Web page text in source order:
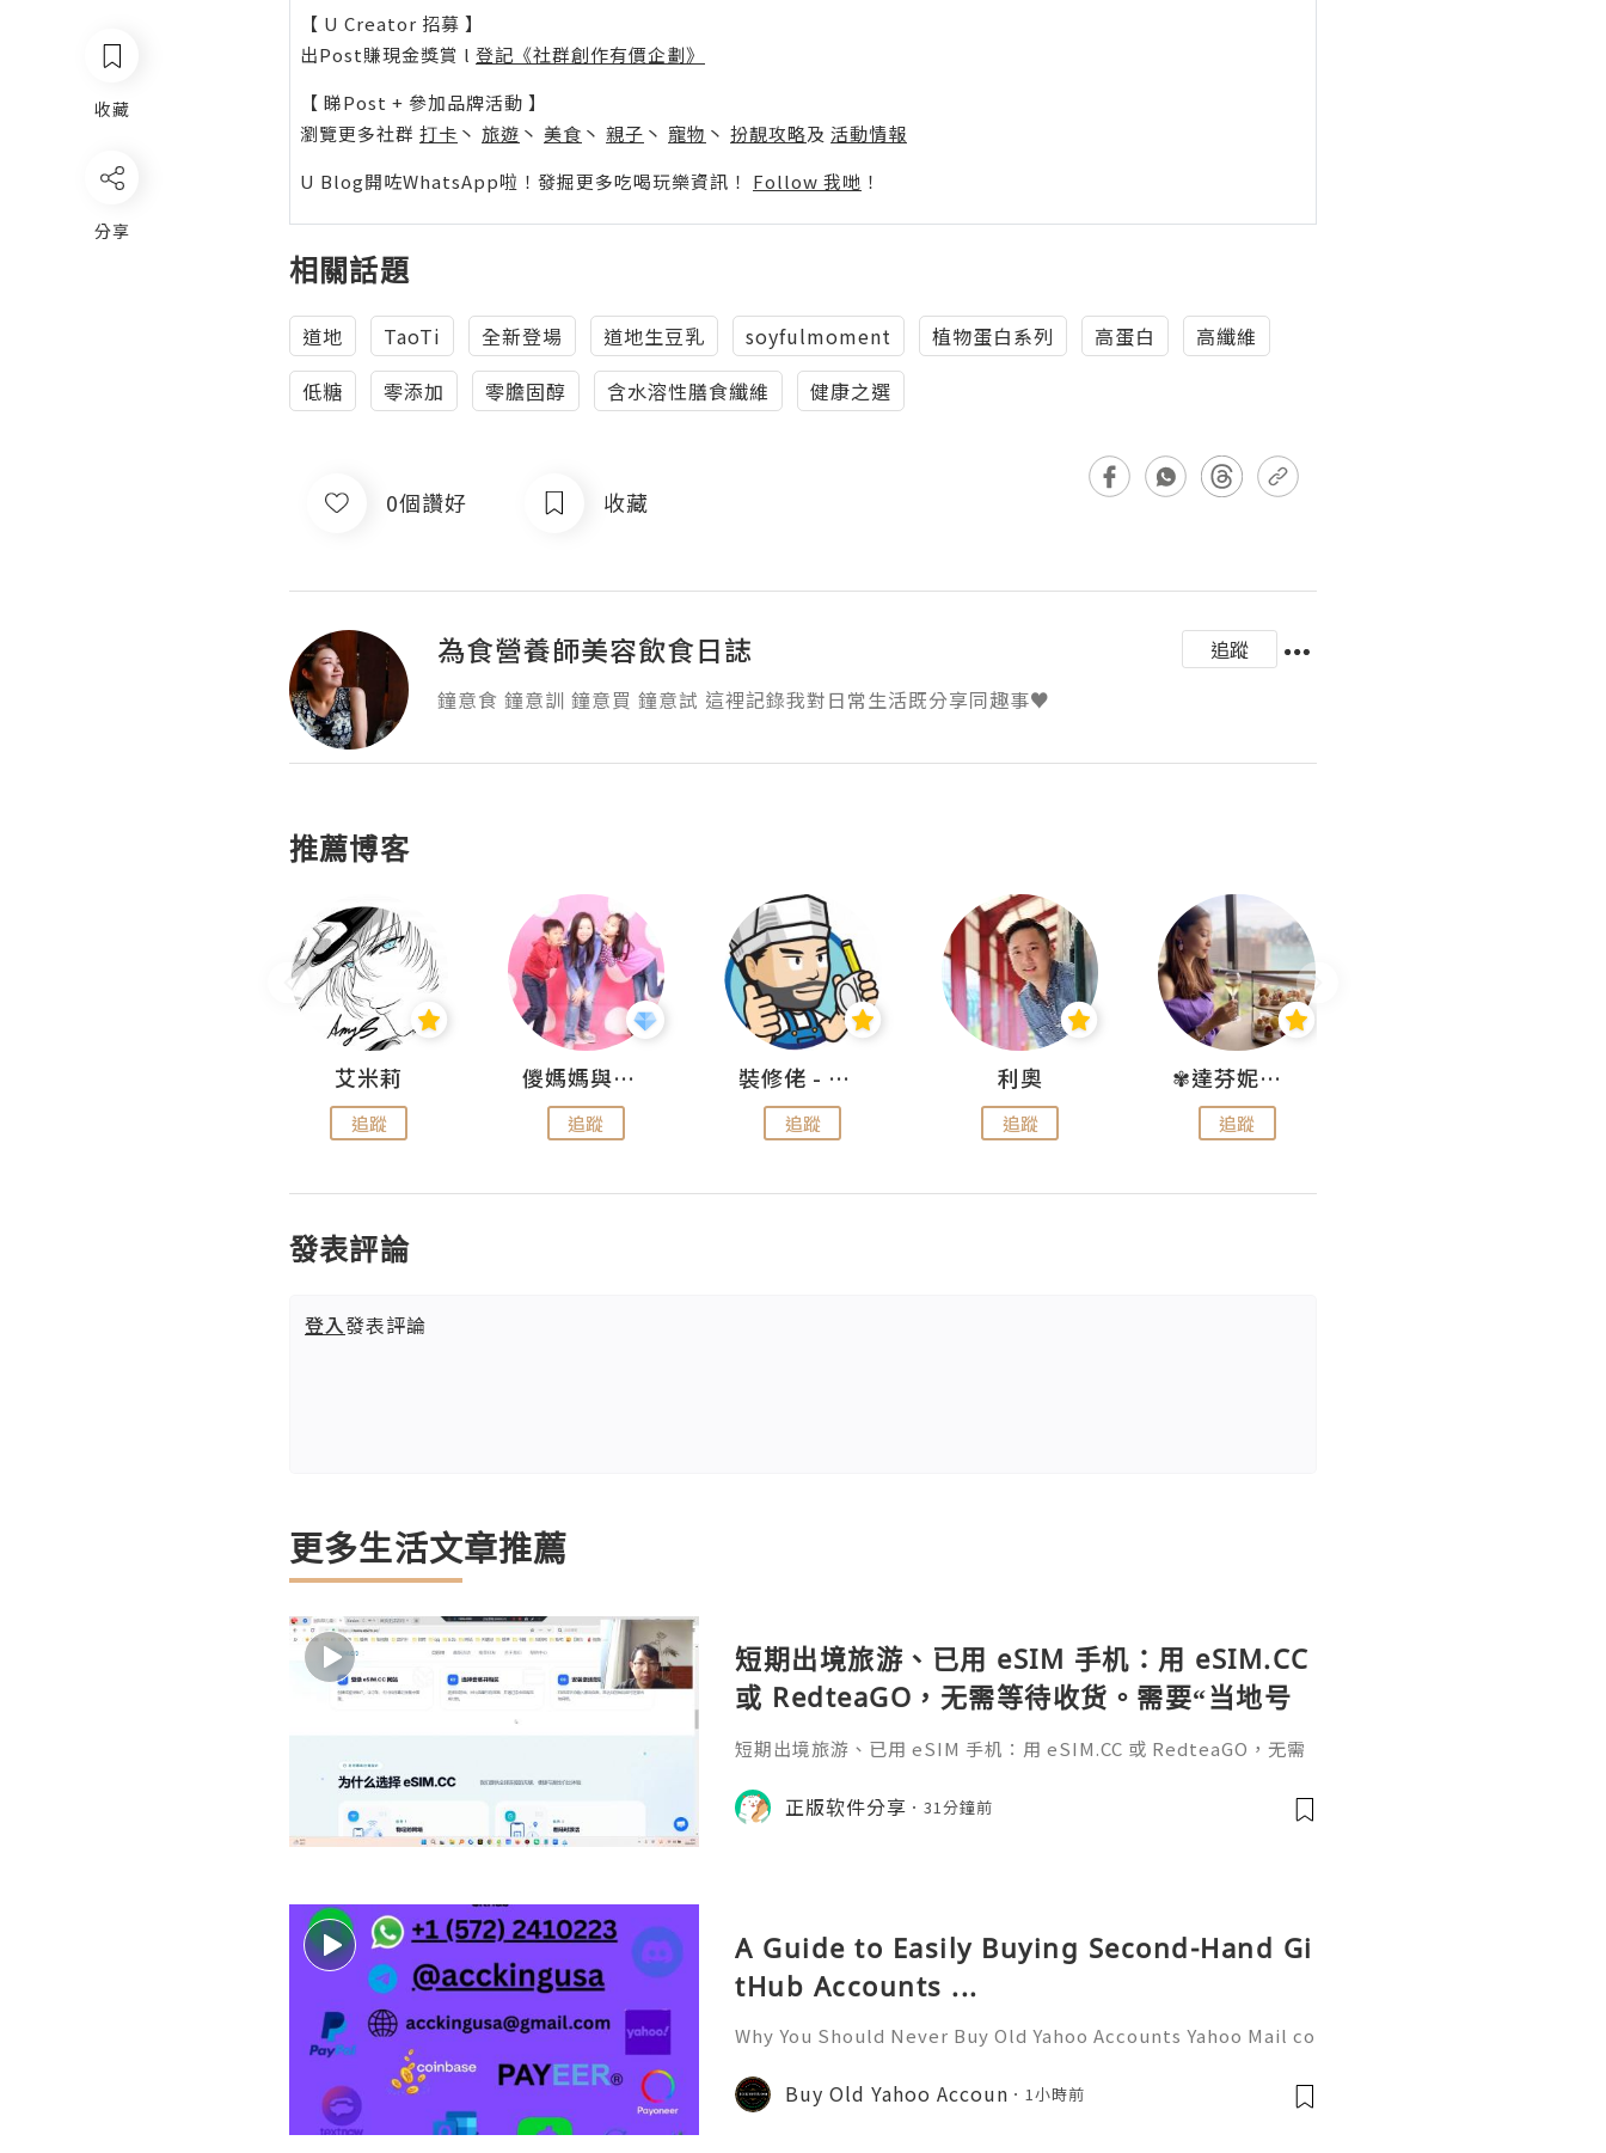
收藏
分享
【 U Creator 招募 】
出Post賺現金獎賞 l 登記《社群創作有價企劃》
【 睇Post + 參加品牌活動 】
瀏覽更多社群 打卡 丶 旅遊 丶 美食 丶 親子 丶 寵物 丶 扮靚攻略及 活動情報
U Blog開咗WhatsApp啦！發掘更多吃喝玩樂資訊！ Follow 我哋 ！
相關話題
道地 TaoTi 全新登場 道地生豆乳 soyfulmoment 植物蛋白系列 高蛋白
高纖維
低糖
零添加 零膽固醇 含水溶性膳食纖維 健康之選
0個讚好 收藏
為食營養師美容飲食日誌
追蹤
鐘意食 鐘意訓 鐘意買 鐘意試 這裡記錄我對日常生活既分享同趣事♥
推薦博客
艾米莉
追蹤
儍媽媽與兩隻小魔怪之家
追蹤
裝修佬 - 香港一站式網上裝修平台
追蹤
利奧
追蹤
✾達芬妮•愛孩子•愛生活✾
追蹤
發表評論
登入發表評論
更多生活文章推薦
短期出境旅游、已用 eSIM 手机：用 eSIM.CC
或 RedteaGO，无需等待收货。需要“当地号
码 + 通话短信”（如打车、外卖、客户联
餐）。长
短期出境旅游、已用 eSIM 手机：用 eSIM.CC 或 RedteaGO，无需
络）：优先 RedteaGO（明确提供通话短信套餐）。长期多国移动办
公数字游民，或手机不支持 eSIM：用 Xesim，一次收货长期使用，
正版软件分享 31分鐘前
A Guide to Easily Buying Second-Hand Gi
tHub Accounts ...
Why You Should Never Buy Old Yahoo Accounts Yahoo Mail co
onal communication, business correspondence, and online a
ccount recovery. Because of
Buy Old Yahoo Accoun 1小時前